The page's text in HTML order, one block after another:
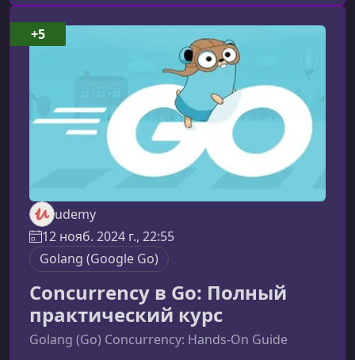
разработчика.О чём этот курсВы создадите
рабочий сервер на Go, изучите внутреннюю
архитектуру веб-приложений и получите опыт,
максимально приближенный к задачам
udemy
12 нояб. 2024 г., 22:55
Golang (Google Go)
Concurrency в Go: Полный
практический курс
Golang (Go) Concurrency: Hands-On Guide
+5